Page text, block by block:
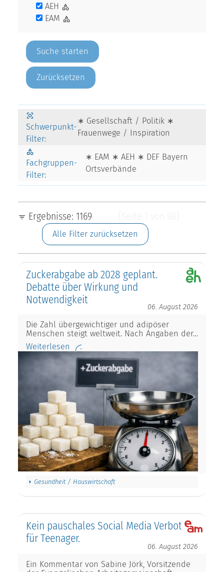
AEH
EAM
Zurücksetzen
Schwerpunkt-
Filter:
∗ Gesellschaft / Politik ∗
Frauenwege / Inspiration
Fachgruppen-
Filter:
∗ EAM ∗ AEH ∗ DEF Bayern
Ortsverbände
Ergebnisse: 1169
Alle Filter zurücksetzen
Zuckerabgabe ab 2028 geplant.
Debatte über Wirkung und
Notwendigkeit
06. August 2026
Die Zahl übergewichtiger und adipöser
Menschen steigt weltweit. Nach Angaben der…
Weiterlesen
Gesundheit / Hauswirtschaft
Kein pauschales Social Media Verbot
für Teenager.
06. August 2026
Ein Kommentar von Sabine Jörk, Vorsitzende